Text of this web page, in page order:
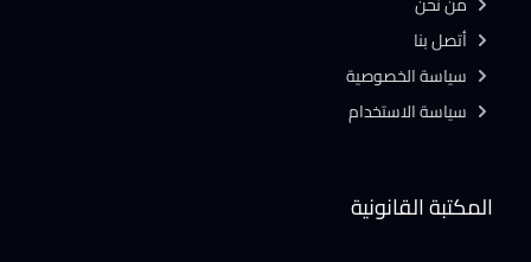
المكتبة القانونية
أتصل بنا
سياسة الخصوصية
سياسة الاستخدام